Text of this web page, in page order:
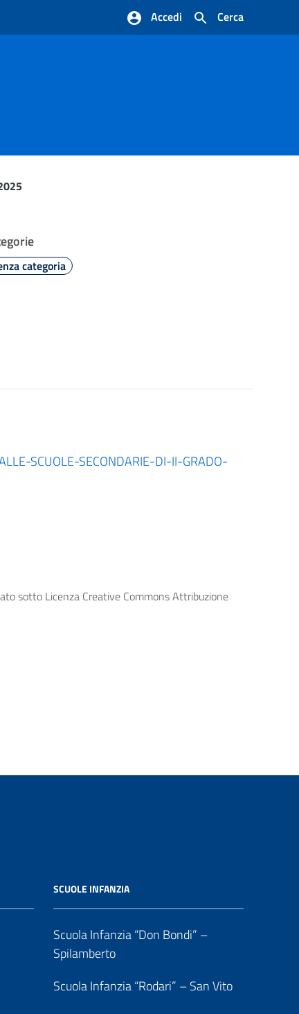
Cerca
Accedi
categoria
SCUOLE-SECONDARIE-DI-II-GRADO-
sotto Licenza Creative Commons Attribuzione
SCUOLE INFANZIA
Scuola Infanzia “Don Bondi” –
Spilamberto
Scuola Infanzia “Rodari” – San Vito